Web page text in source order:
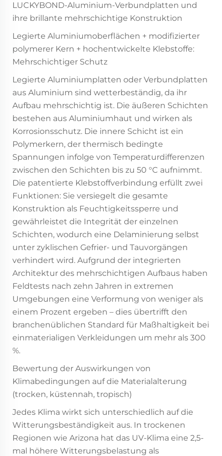
LUCKYBOND-Aluminium-Verbundplatten und
ihre brillante mehrschichtige Konstruktion
Legierte Aluminiumoberflächen + modifizierter
polymerer Kern + hochentwickelte Klebstoffe:
Mehrschichtiger Schutz
Legierte Aluminiumplatten oder Verbundplatten
aus Aluminium sind wetterbeständig, da ihr
Aufbau mehrschichtig ist. Die äußeren Schichten
bestehen aus Aluminiumhaut und wirken als
Korrosionsschutz. Die innere Schicht ist ein
Polymerkern, der thermisch bedingte
Spannungen infolge von Temperaturdifferenzen
zwischen den Schichten bis zu 50 °C aufnimmt.
Die patentierte Klebstoffverbindung erfüllt zwei
Funktionen: Sie versiegelt die gesamte
Konstruktion als Feuchtigkeitssperre und
gewährleistet die Integrität der einzelnen
Schichten, wodurch eine Delaminierung selbst
unter zyklischen Gefrier- und Tauvorgängen
verhindert wird. Aufgrund der integrierten
Architektur des mehrschichtigen Aufbaus haben
Feldtests nach zehn Jahren in extremen
Umgebungen eine Verformung von weniger als
einem Prozent ergeben – dies übertrifft den
branchenüblichen Standard für Maßhaltigkeit bei
einmaterialigen Verkleidungen um mehr als 300
%.
Bewertung der Auswirkungen von
Klimabedingungen auf die Materialalterung
(trocken, küstennah, tropisch)
Jedes Klima wirkt sich unterschiedlich auf die
Witterungsbeständigkeit aus. In trockenen
Regionen wie Arizona hat das UV-Klima eine 2,5-
mal höhere Witterungsbelastung als